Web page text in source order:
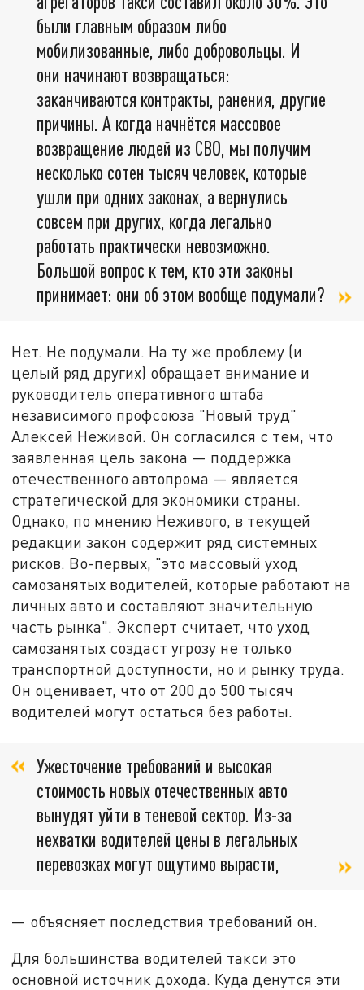
были главным образом либо
мобилизованные, либо добровольцы. И
они начинают возвращаться:
заканчиваются контракты, ранения, другие
причины. А когда начнётся массовое
возвращение людей из СВО, мы получим
несколько сотен тысяч человек, которые
ушли при одних законах, а вернулись
совсем при других, когда легально
работать практически невозможно.
Большой вопрос к тем, кто эти законы
принимает: они об этом вообще подумали?
Нет. Не подумали. На ту же проблему (и
целый ряд других) обращает внимание и
руководитель оперативного штаба
независимого профсоюза "Новый труд"
Алексей Неживой. Он согласился с тем, что
заявленная цель закона — поддержка
отечественного автопрома — является
стратегической для экономики страны.
Однако, по мнению Неживого, в текущей
редакции закон содержит ряд системных
рисков. Во-первых, "это массовый уход
самозанятых водителей, которые работают на
личных авто и составляют значительную
часть рынка". Эксперт считает, что уход
самозанятых создаст угрозу не только
транспортной доступности, но и рынку труда.
Он оценивает, что от 200 до 500 тысяч
водителей могут остаться без работы.
Ужесточение требований и высокая
стоимость новых отечественных авто
вынудят уйти в теневой сектор. Из-за
нехватки водителей цены в легальных
перевозках могут ощутимо вырасти,
— объясняет последствия требований он.
Для большинства водителей такси это
основной источник дохода. Куда денутся эти